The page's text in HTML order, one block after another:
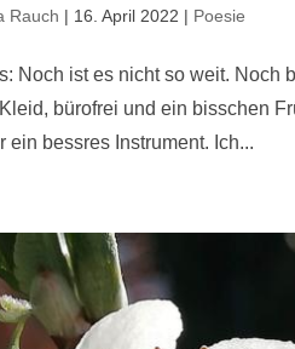
Rauch | 16. April 2022 | Poesie
Noch ist es nicht so weit.
bürofrei und ein bisschen
ein bessres Instrument. Ich...